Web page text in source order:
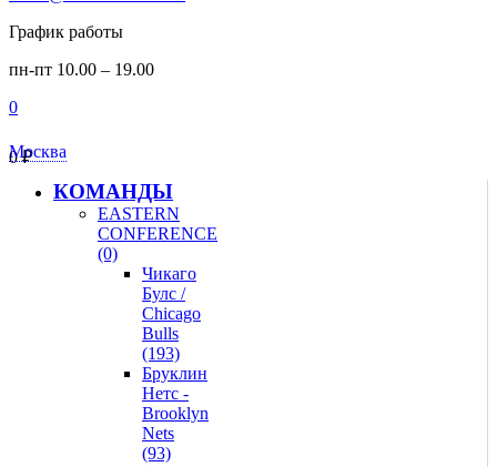
График работы
пн-пт 10.00 – 19.00
0
0₽
Москва
КОМАНДЫ
EASTERN
CONFERENCE
(0)
Чикаго
Булс /
Chicago
Bulls
(193)
Бруклин
Нетс -
Brooklyn
Nets
(93)